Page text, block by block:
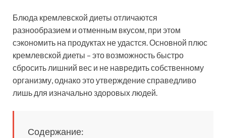
Блюда кремлевской диеты отличаются
разнообразием и отменным вкусом, при этом
сэкономить на продуктах не удастся. Основной плюс
кремлевской диеты – это возможность быстро
сбросить лишний вес и не навредить собственному
организму, однако это утверждение справедливо
лишь для изначально здоровых людей.
Содержание: